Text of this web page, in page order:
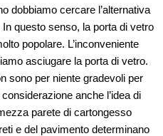
dobbiamo cercare l’alternativa
questo senso, la porta di vetro
popolare. L’inconveniente
asciugare la porta di vetro.
sono per niente gradevoli per
anche l’idea di
parete di cartongesso
e del pavimento determinano